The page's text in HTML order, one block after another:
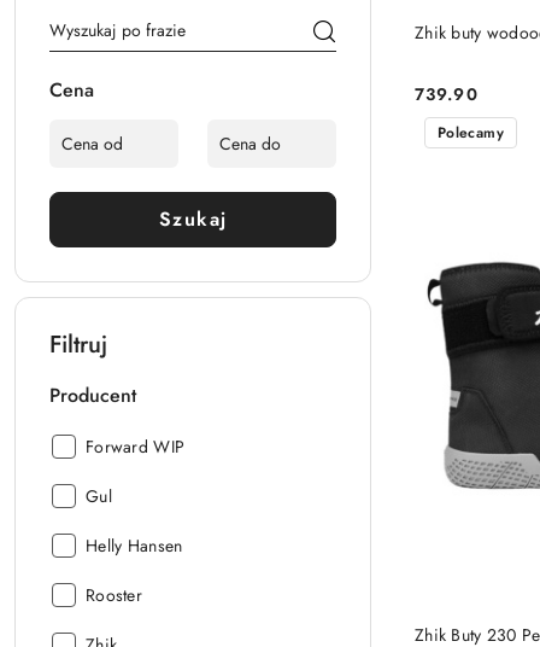
Cena
Szukaj
Filtruj
Producent
Producent:
Forward WIP
Producent:
Gul
Producent:
Helly Hansen
Producent:
Rooster
Zhik buty
Cena:
739.90
Zhik Buty 230
Polecamy